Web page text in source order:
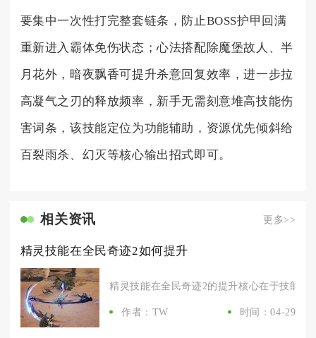
要集中一次性打完整套链条，防止BOSS护甲回满
重新进入霸体免伤状态；心法搭配除魔堡故人、半
月花外，暗夜飘香可提升杀意回复效率，进一步拉
高凝气之刃的释放频率，新手无需刻意堆高技能伤
害词条，该技能定位为功能辅助，资源优先倾斜给
百裂雨杀、幻灭等核心输出招式即可。
相关资讯 更多>>
精灵技能在全民奇迹2如何提升
精灵技能在全民奇迹2的提升核心在于技能领
作者：TW 时间：04-29